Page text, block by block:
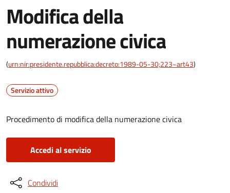
Modifica della
numerazione civica
(urn:nir:presidente.repubblica:decreto:1989-05-30;223~art43)
Servizio attivo
Procedimento di modifica della numerazione civica
Accedi al servizio
Condividi